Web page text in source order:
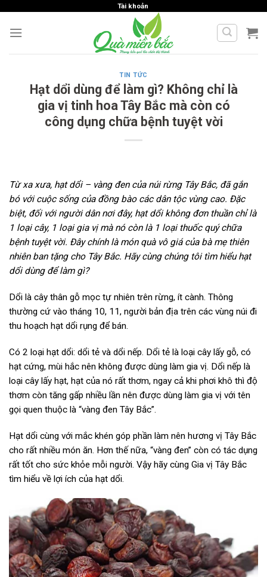
content
Tài khoản
TIN TỨC
Hạt dổi dùng để làm gì? Không chỉ là
gia vị tinh hoa Tây Bắc mà còn có
công dụng chữa bệnh tuyệt vời
Từ xa xưa, hạt dổi – vàng đen của núi rừng Tây Bắc, đã gắn
bó với cuộc sống của đồng bào các dân tộc vùng cao. Đặc
biệt, đối với người dân nơi đây, hạt dổi không đơn thuần chỉ là
1 loại cây, 1 loại gia vị mà nó còn là 1 loại thuốc quý chữa
bệnh tuyệt vời. Đây chính là món quà vô giá của bà mẹ thiên
nhiên ban tặng cho Tây Bắc. Hãy cùng chúng tôi tìm hiểu hạt
dổi dùng để làm gì?
Dổi là cây thân gỗ mọc tự nhiên trên rừng, ít cành. Thông
thường cứ vào tháng 10, 11, người bản địa trên các vùng núi đi
thu hoạch hạt dổi rụng để bán.
Có 2 loại hạt dổi: dổi tẻ và dổi nếp. Dổi tẻ là loại cây lấy gỗ, có
hạt cứng, mùi hắc nên không được dùng làm gia vị. Dổi nếp là
loại cây lấy hạt, hạt của nó rất thơm, ngay cả khi phơi khô thì độ
thơm còn tăng gấp nhiều lần nên được dùng làm gia vị với tên
gọi quen thuộc là “vàng đen Tây Bắc”.
Hạt dổi cùng với mắc khén góp phần làm nên hương vị Tây Bắc
cho rất nhiều món ăn. Hơn thế nữa, “vàng đen” còn có tác dụng
rất tốt cho sức khỏe mỗi người. Vậy hãy cùng Gia vị Tây Bắc
tìm hiểu về lợi ích của hạt dổi.